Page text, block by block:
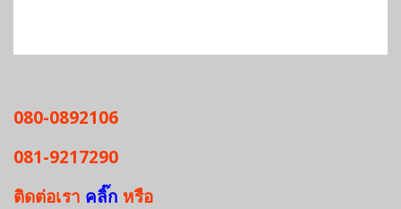
080-0892106
081-9217290
ติดต่อเรา คลิ๊ก หรือ